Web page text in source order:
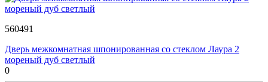
560491
Дверь межкомнатная шпонированная со стеклом Лаура 2
мореный дуб светлый
0